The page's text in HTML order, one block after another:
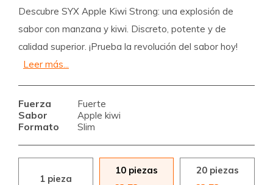
Descubre SYX Apple Kiwi Strong: una explosión de
sabor con manzana y kiwi. Discreto, potente y de
calidad superior. ¡Prueba la revolución del sabor hoy!
Leer más...
Fuerza Fuerte
Sabor Apple kiwi
Formato Slim
1 pieza
10 piezas
20 piezas